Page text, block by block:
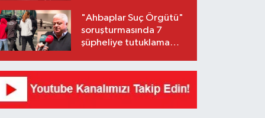
"Ahbaplar Suç Örgütü"
soruşturmasında 7
şüpheliye tutuklama